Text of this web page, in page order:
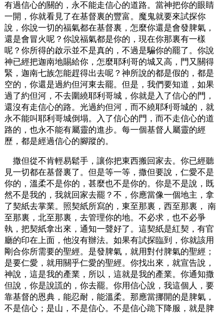
有過信心的關的，永不能走信心的道路。當神把你的眼睛
一開，你就看見了在基督裏的豐富。魔鬼就要來試探你
說，你說一切的福氣都在基督裏，怎麼你還是會發脾氣，
還是會冒火呢？你說福氣都是你的，現在你那裏有一樣
呢？你所得的啟示並不是真的，不過是騙你的罷了。你說
神已經把迦南地賜給你，怎麼耶利哥的城又高，門又關得
緊，迦南七族怎能趕得出去呢？神所說的都是假的，都是
空的，你還是過約但河東去罷。但是，我們要知道，如果
過了約但河，不去圍繞耶利哥城，你就是入了信心的門，
還沒有走信心的路。光過約但河，而不繞耶利哥城的，就
永不能叫耶利哥城倒塌。入了信心的門，而不走信心的道
路的，也永不能有屬靈的進步。每一個基督人屬靈的經
歷，都是經過信心的腳蹤的。
撒但從不肯輕易鬆手，讓你把東西搬回家去。你已經聽
見一切都在基督裏了。但是等一等，撒但要說，仁愛不是
你的，溫柔不是你的，甚麼也不是你的。你是不是說，既
然不是我的，我就回家去罷？不，你應當像一個地主，拿
了契紙去掌業。照契紙所寫的，東至那裏，西至那裏， 南
至那裏，北至那裏，去管理你的地。不必求，也不必爭
執，把契紙拿出來，通知一聲好了。這契紙是紅契，有官
廳的印在上面，他沒有辦法。如果有試探臨到，你就該用
剛合你所需要的聖經。是發脾氣，就用對付脾氣的聖經；
是要仁愛，就用關乎仁愛的聖經。你找出來，就宣告說，
神說，這是我的產業，所以，這就是我的產業。你通知撒
但說，你是說謊的，你去罷。你用信心說，我這個人，要
靠基督的恩典，能忍耐，能溫柔。那應當挪開的是脾氣，
不是信心；是山，不是信心。不是信心跪下降服，就是脾